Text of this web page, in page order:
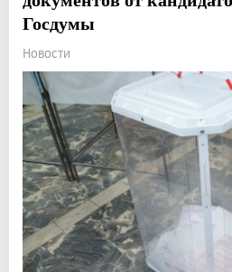
Госдумы
Новости